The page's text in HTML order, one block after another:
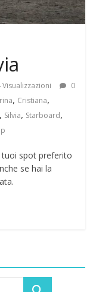
Visualizzazioni
0
, Cristiana,
, Silvia, Starboard,
tuoi spot preferito
se hai la